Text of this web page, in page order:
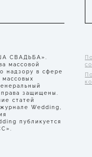
СВАДЬБА».
массовой
надзору в сфере
защищены.
статей
Wedding,
публикуется